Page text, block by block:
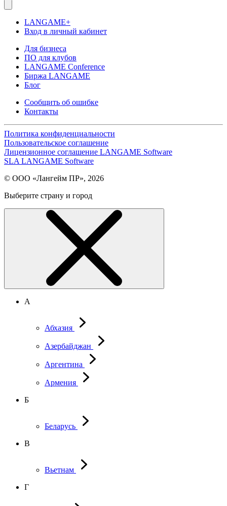
LANGAME+
Вход в личный кабинет
Для бизнеса
ПО для клубов
LANGAME Conference
Биржа LANGAME
Блог
Сообщить об ошибке
Контакты
Политика конфиденциальности
Пользовательское соглашение
Лицензионное соглашение LANGAME Software
SLA LANGAME Software
© ООО «Лангейм ПР», 2026
Выберите страну и город
А
Абхазия
Азербайджан
Аргентина
Армения
Б
Беларусь
В
Вьетнам
Г